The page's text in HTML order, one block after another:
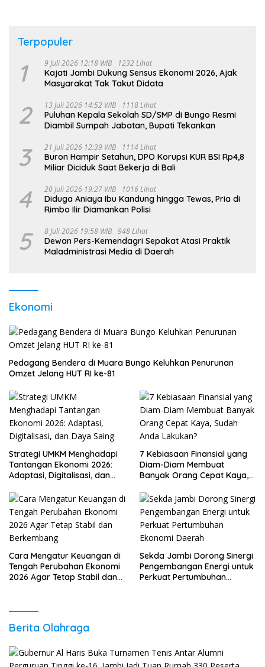
Terpopuler
1 9 Juli 2026 12:18 WIB 1232 Lihat
Kajati Jambi Dukung Sensus Ekonomi 2026, Ajak
Masyarakat Tak Takut Didata
2 13 Juli 2026 14:52 WIB 1118 Lihat
Puluhan Kepala Sekolah SD/SMP di Bungo Resmi
Diambil Sumpah Jabatan, Bupati Tekankan
3 21 Juli 2026 12:39 WIB 1114 Lihat
Buron Hampir Setahun, DPO Korupsi KUR BSI Rp4,8
Miliar Diciduk Saat Bekerja di Bali
4 20 Juli 2026 19:27 WIB 1016 Lihat
Diduga Aniaya Ibu Kandung hingga Tewas, Pria di
Rimbo Ilir Diamankan Polisi
5 8 Juli 2026 19:58 WIB 948 Lihat
Dewan Pers-Kemendagri Sepakat Atasi Praktik
Maladministrasi Media di Daerah
Ekonomi
Pedagang Bendera di Muara Bungo Keluhkan Penurunan
Omzet Jelang HUT RI ke-81
Strategi UMKM Menghadapi
Tantangan Ekonomi 2026:
Adaptasi, Digitalisasi, dan
7 Kebiasaan Finansial yang
Diam-Diam Membuat
Banyak Orang Cepat Kaya,
Cara Mengatur Keuangan di
Tengah Perubahan Ekonomi
2026 Agar Tetap Stabil dan
Sekda Jambi Dorong Sinergi
Pengembangan Energi untuk
Perkuat Pertumbuhan
Berita Olahraga